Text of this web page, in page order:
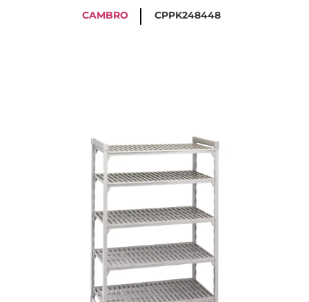
CAMBRO
CPPK248448